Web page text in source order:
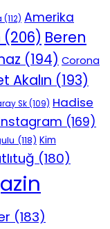
(112) Amerika
(206) Beren
(194) Corona
Akalın (193)
Sk(109) Hadise
(169)
(118) Kim
(180)
(183)